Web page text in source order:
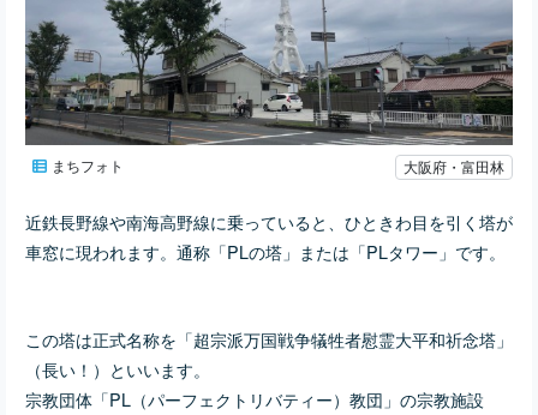
まちフォト 大阪府・富田林
近鉄長野線や南海高野線に乗っていると、ひときわ目を引く塔が
車窓に現われます。通称「PLの塔」または「PLタワー」です。
この塔は正式名称を「超宗派万国戦争犠牲者慰霊大平和祈念塔」
（長い！）といいます。
宗教団体「PL（パーフェクトリバティー）教団」の宗教施設